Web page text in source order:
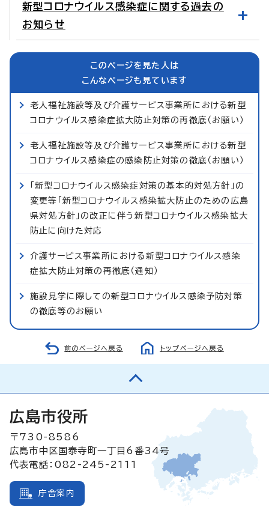
新型コロナウイルス感染症に関する過去の
お知らせ
このページを見た人は
こんなページも見ています
老人福祉施設等及び介護サービス事業所における新型
コロナウイルス感染症拡大防止対策の再徹底（お願い）
老人福祉施設等及び介護サービス事業所における新型
コロナウイルス感染症の感染防止対策の徹底（お願い）
「新型コロナウイルス感染症対策の基本的対処方針」の
変更等「新型コロナウイルス感染拡大防止のための広島
県対処方針」の改正に伴う新型コロナウイルス感染拡大
防止に向けた対応
介護サービス事業所における新型コロナウイルス感染
症拡大防止対策の再徹底（通知）
施設見学に際しての新型コロナウイルス感染予防対策
の徹底等のお願い
前のページへ戻る トップページへ戻る
広島市役所
〒730-8586
広島市中区国泰寺町一丁目6番34号
代表電話：082-245-2111
庁舎案内